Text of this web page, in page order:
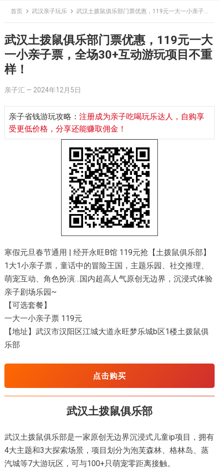
首页 武汉亲子玩乐 武汉土拨鼠俱乐部门票优惠，119元一大一小亲子票，全场30+互动游玩项目不重样！
武汉土拨鼠俱乐部门票优惠，119元一大
一小亲子票，全场30+互动游玩项目不重
样！
亲子汇 — 2024年12月5日
亲子省钱游玩攻略： 注册成为亲子吃喝玩乐达人，自购享
受更低价格，分享还能赚取佣金！
寒假元旦春节通用 | 经开永旺B馆 119元抢【土拨鼠俱乐部】
1大1小亲子票，童话中的冒险王国，主题乐园、社交推理、
萌宠互动、角色扮演…国内超高人气原创无边界，沉浸式体验
亲子剧场乐园~
【可选套餐】
一大一小亲子票 119元
【地址】武汉市汉阳区江城大道永旺梦乐城b区1楼土拨鼠俱
乐部
点击购买
武汉土拨鼠俱乐部
武汉土拨鼠俱乐部是一家原创无边界沉浸式儿童ip项目，拥有
4大主题和3大探索场景，项目划分为泡芙森林、格林岛、蒸
汽城等7大游玩区，可与100+只萌宠零距离接触。